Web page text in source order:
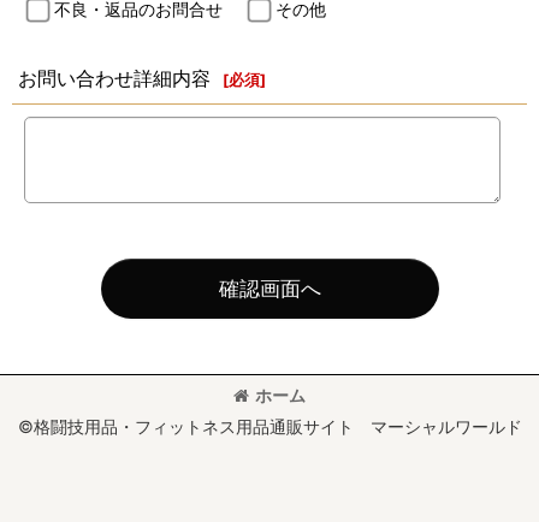
不良・返品のお問合せ
その他
お問い合わせ詳細内容 [必須]
確認画面へ
ホーム
©格闘技用品・フィットネス用品通販サイト マーシャルワールド